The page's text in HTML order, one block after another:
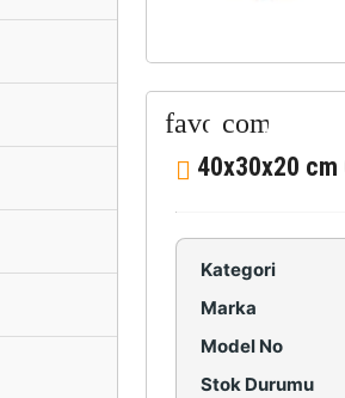
40x30x20
Kategori
Marka
Model No
Stok Durumu